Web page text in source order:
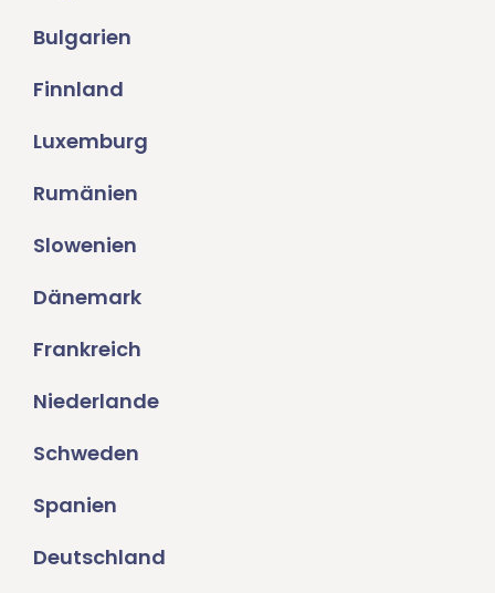
Bulgarien
Finnland
Luxemburg
Rumänien
Slowenien
Dänemark
Frankreich
Niederlande
Schweden
Spanien
Deutschland